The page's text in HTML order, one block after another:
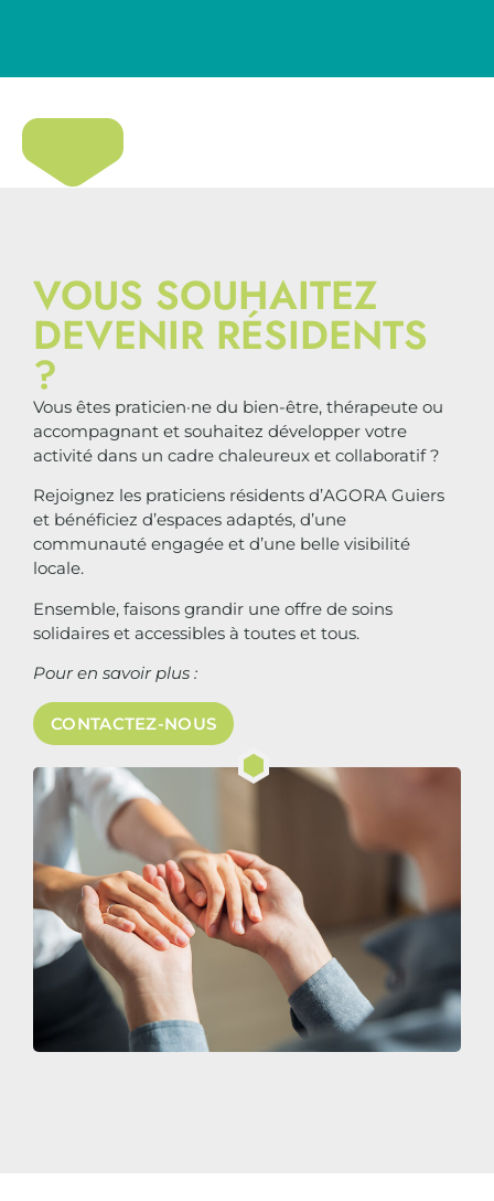
VOUS SOUHAITEZ
DEVENIR RÉSIDENTS
?
Vous êtes praticien·ne du bien-être, thérapeute ou
accompagnant et souhaitez développer votre
activité dans un cadre chaleureux et collaboratif ?
Rejoignez les praticiens résidents d’AGORA Guiers
et bénéficiez d’espaces adaptés, d’une
communauté engagée et d’une belle visibilité
locale.
Ensemble, faisons grandir une offre de soins
solidaires et accessibles à toutes et tous.
Pour en savoir plus :
CONTACTEZ-NOUS